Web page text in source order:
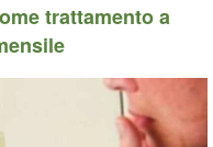
trattamento a